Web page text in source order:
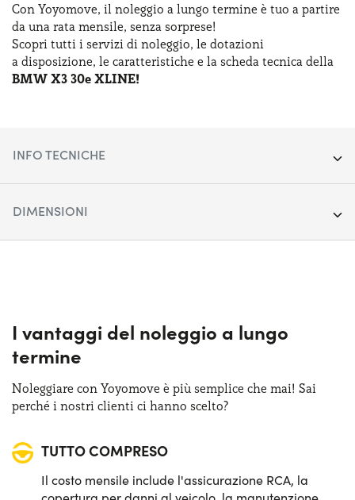
Con Yoyomove, il noleggio a lungo termine è tuo a partire
da una rata mensile, senza sorprese!
Scopri tutti i servizi di noleggio, le dotazioni
a disposizione, le caratteristiche e la scheda tecnica della
BMW X3 30e XLINE!
INFO TECNICHE
Alimentazione:Ibrido Plug-in
Cambio: Automatico
Posti auto:5
Potenza:292 CV
DIMENSIONI
Altezza: 168 cm
Bagagliaio (max):
Bagagliaio (min): 450 lt
I vantaggi del noleggio a lungo
termine
Noleggiare con Yoyomove è più semplice che mai! Sai
perché i nostri clienti ci hanno scelto?
TUTTO COMPRESO
Il costo mensile include l'assicurazione RCA, la